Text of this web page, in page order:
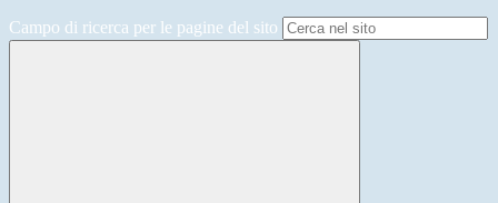
Campo di ricerca per le pagine del sito